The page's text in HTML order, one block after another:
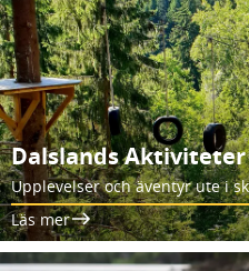
Dalslands Aktiviteter
Upplevelser och äventyr ute i
Läs mer